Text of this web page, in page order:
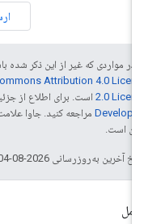
در مواردی که غیر از این ذکر شده
Commons Attribution 4.0
2.0است. برای اطلاع از جزئیات،
آن است.
آخرین به‌روزرسانی 2026-08-04 به‌وقت ساعت هماهنگ جهانی.